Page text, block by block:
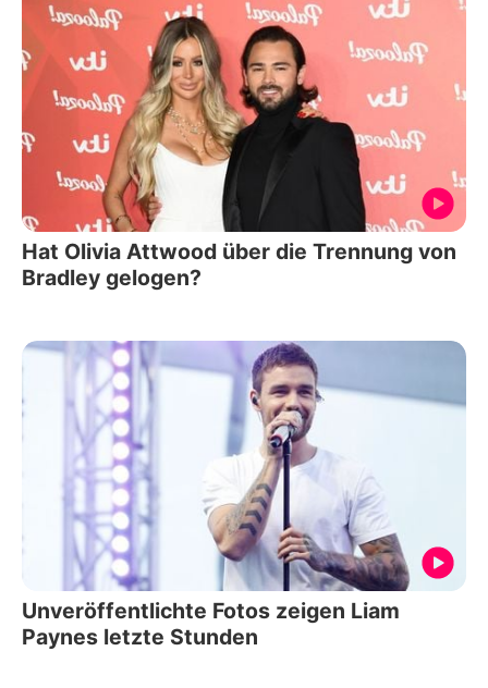
Hat Olivia Attwood über die Trennung von
Bradley gelogen?
Unveröffentlichte Fotos zeigen Liam
Paynes letzte Stunden